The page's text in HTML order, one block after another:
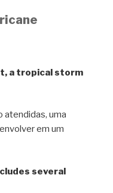
a tropical storm
atendidas, uma
em um
several